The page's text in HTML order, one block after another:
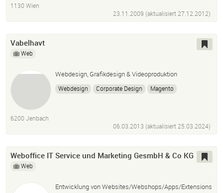
1130 Wien
23.11.2009 (aktualisiert27.12.2012)
Vabelhavt
Web
Webdesign, Grafikdesign & Videoproduktion
Webdesign Corporate Design
Magento
6200 Jenbach
06.03.2013 (aktualisiert25.03.2024)
Weboffice IT Service und Marketing GesmbH & Co KG
Web
Entwicklung von Websites/Webshops/Apps/Extensions